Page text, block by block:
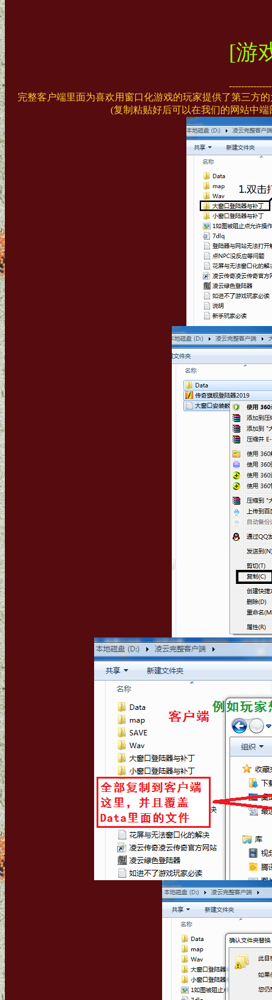
[游
完整客户端里面为喜欢用窗口化游戏的玩家提供了第三方
(复制粘贴好后可以在我们的网站中